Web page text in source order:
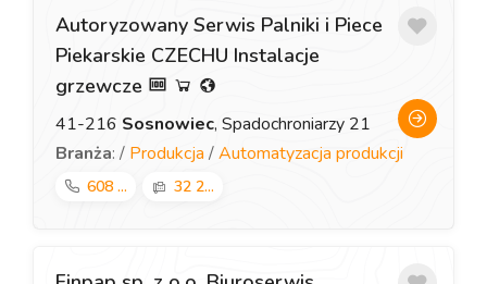
Autoryzowany Serwis Palniki i Piece
Piekarskie CZECHU Instalacje
grzewcze
41-216 Sosnowiec, Spadochroniarzy 21
Branża: / Produkcja /Automatyzacja produkcji
608 ... 32 2...